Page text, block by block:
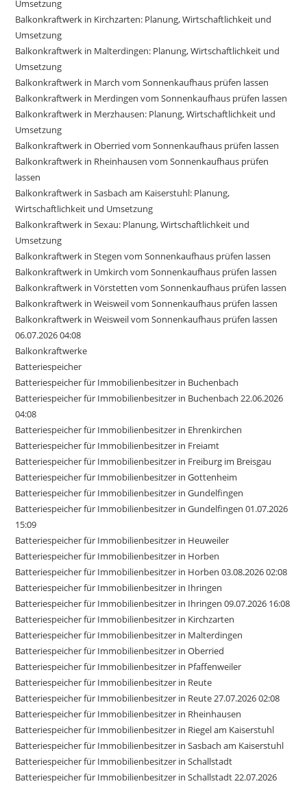
Umsetzung
Balkonkraftwerk in Kirchzarten: Planung, Wirtschaftlichkeit und
Umsetzung
Balkonkraftwerk in Malterdingen: Planung, Wirtschaftlichkeit und
Umsetzung
Balkonkraftwerk in March vom Sonnenkaufhaus prüfen lassen
Balkonkraftwerk in Merdingen vom Sonnenkaufhaus prüfen lassen
Balkonkraftwerk in Merzhausen: Planung, Wirtschaftlichkeit und
Umsetzung
Balkonkraftwerk in Oberried vom Sonnenkaufhaus prüfen lassen
Balkonkraftwerk in Rheinhausen vom Sonnenkaufhaus prüfen
lassen
Balkonkraftwerk in Sasbach am Kaiserstuhl: Planung,
Wirtschaftlichkeit und Umsetzung
Balkonkraftwerk in Sexau: Planung, Wirtschaftlichkeit und
Umsetzung
Balkonkraftwerk in Stegen vom Sonnenkaufhaus prüfen lassen
Balkonkraftwerk in Umkirch vom Sonnenkaufhaus prüfen lassen
Balkonkraftwerk in Vörstetten vom Sonnenkaufhaus prüfen lassen
Balkonkraftwerk in Weisweil vom Sonnenkaufhaus prüfen lassen
Balkonkraftwerk in Weisweil vom Sonnenkaufhaus prüfen lassen
06.07.2026 04:08
Balkonkraftwerke
Batteriespeicher
Batteriespeicher für Immobilienbesitzer in Buchenbach
Batteriespeicher für Immobilienbesitzer in Buchenbach 22.06.2026
04:08
Batteriespeicher für Immobilienbesitzer in Ehrenkirchen
Batteriespeicher für Immobilienbesitzer in Freiamt
Batteriespeicher für Immobilienbesitzer in Freiburg im Breisgau
Batteriespeicher für Immobilienbesitzer in Gottenheim
Batteriespeicher für Immobilienbesitzer in Gundelfingen
Batteriespeicher für Immobilienbesitzer in Gundelfingen 01.07.2026
15:09
Batteriespeicher für Immobilienbesitzer in Heuweiler
Batteriespeicher für Immobilienbesitzer in Horben
Batteriespeicher für Immobilienbesitzer in Horben 03.08.2026 02:08
Batteriespeicher für Immobilienbesitzer in Ihringen
Batteriespeicher für Immobilienbesitzer in Ihringen 09.07.2026 16:08
Batteriespeicher für Immobilienbesitzer in Kirchzarten
Batteriespeicher für Immobilienbesitzer in Malterdingen
Batteriespeicher für Immobilienbesitzer in Oberried
Batteriespeicher für Immobilienbesitzer in Pfaffenweiler
Batteriespeicher für Immobilienbesitzer in Reute
Batteriespeicher für Immobilienbesitzer in Reute 27.07.2026 02:08
Batteriespeicher für Immobilienbesitzer in Rheinhausen
Batteriespeicher für Immobilienbesitzer in Riegel am Kaiserstuhl
Batteriespeicher für Immobilienbesitzer in Sasbach am Kaiserstuhl
Batteriespeicher für Immobilienbesitzer in Schallstadt
Batteriespeicher für Immobilienbesitzer in Schallstadt 22.07.2026